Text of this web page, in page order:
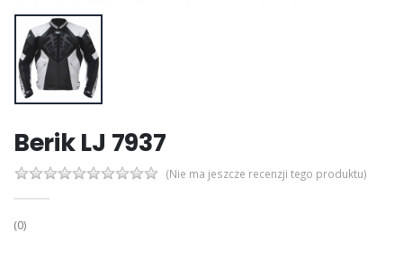
Berik LJ 7937
(Nie ma jeszcze recenzji tego produktu)
(0)